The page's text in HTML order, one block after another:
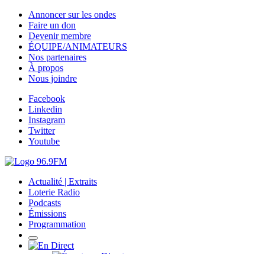
Annoncer sur les ondes
Faire un don
Devenir membre
ÉQUIPE/ANIMATEURS
Nos partenaires
À propos
Nous joindre
Facebook
Linkedin
Instagram
Twitter
Youtube
Actualité | Extraits
Loterie Radio
Podcasts
Émissions
Programmation